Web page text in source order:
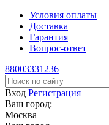
Условия оплаты
Доставка
Гарантия
Вопрос-ответ
88003331236
Вход Регистрация
Ваш город:
Москва